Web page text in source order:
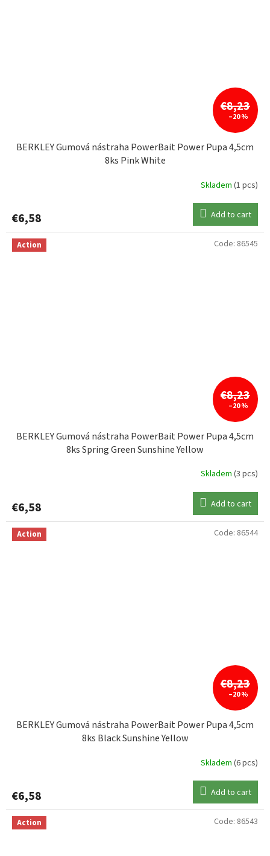
€8,23
–20 %
BERKLEY Gumová nástraha PowerBait Power Pupa 4,5cm
8ks Pink White
Skladem (1 pcs)
€6,58 Add to cart
Action
€8,23
–20 %
BERKLEY Gumová nástraha PowerBait Power Pupa 4,5cm
8ks Spring Green Sunshine Yellow
Skladem (3 pcs)
€6,58 Add to cart
Code: 86545
Action
€8,23
–20 %
BERKLEY Gumová nástraha PowerBait Power Pupa 4,5cm
8ks Black Sunshine Yellow
Skladem (6 pcs)
€6,58 Add to cart
Code: 86544
Action Code: 86543